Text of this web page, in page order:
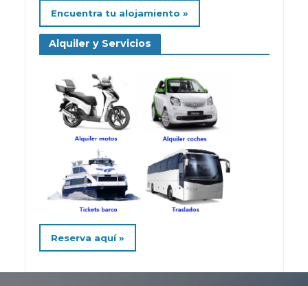
Encuentra tu alojamiento »
Alquiler y Servicios
Reserva aquí »